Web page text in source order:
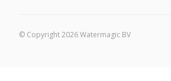
© Copyright 2026 Watermagic BV